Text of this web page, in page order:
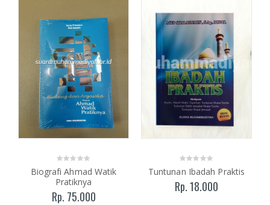
Biografi Ahmad Watik
Pratiknya
Rp. 75.000
Tuntunan Ibadah Praktis
Rp. 18.000